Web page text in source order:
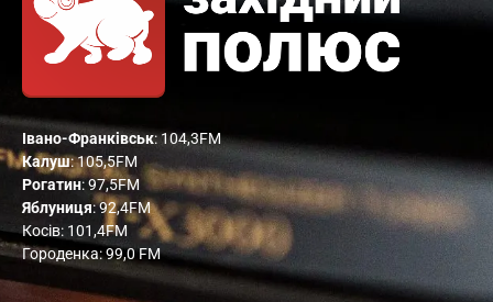
Івано-Франківськ: 104,3FM
Калуш: 105,5FM
Рогатин: 97,5FM
Яблуниця: 92,4FM
Косів: 101,4FM
Городенка: 99,0 FM